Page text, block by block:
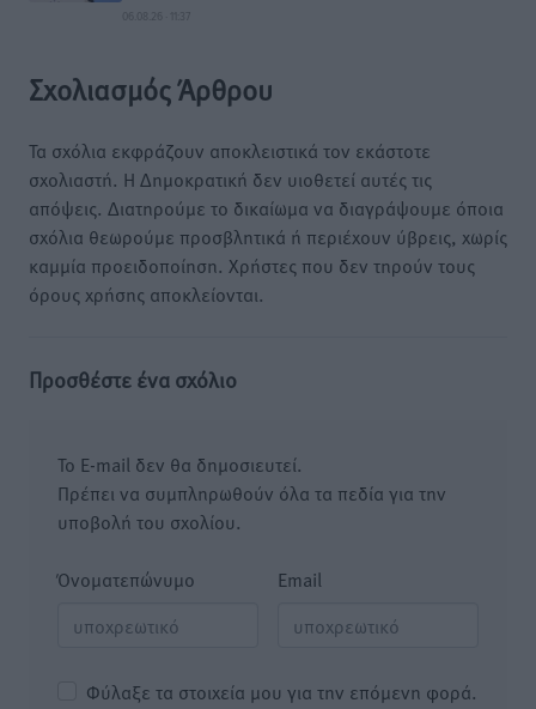
06.08.26 · 11:37
Σχολιασμός Άρθρου
Τα σχόλια εκφράζουν αποκλειστικά τον εκάστοτε
σχολιαστή. Η Δημοκρατική δεν υιοθετεί αυτές τις
απόψεις. Διατηρούμε το δικαίωμα να διαγράψουμε όποια
σχόλια θεωρούμε προσβλητικά ή περιέχουν ύβρεις, χωρίς
καμμία προειδοποίηση. Χρήστες που δεν τηρούν τους
όρους χρήσης αποκλείονται.
Προσθέστε ένα σχόλιο
Το E-mail δεν θα δημοσιευτεί.
Πρέπει να συμπληρωθούν όλα τα πεδία για την
υποβολή του σχολίου.
Όνοματεπώνυμο Email
Φύλαξε τα στοιχεία μου για την επόμενη φορά.